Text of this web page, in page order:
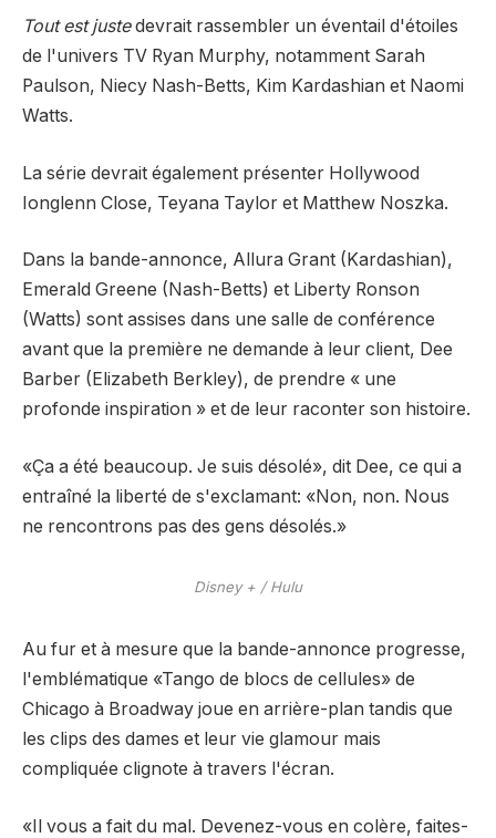
Tout est justedevrait rassembler un éventail d'étoiles
de l'univers TV Ryan Murphy, notamment Sarah
Paulson, Niecy Nash-Betts, Kim Kardashian et Naomi
Watts.
La série devrait également présenter Hollywood
Ionglenn Close, Teyana Taylor et Matthew Noszka.
Dans la bande-annonce, Allura Grant (Kardashian),
Emerald Greene (Nash-Betts) et Liberty Ronson
(Watts) sont assises dans une salle de conférence
avant que la première ne demande à leur client, Dee
Barber (Elizabeth Berkley), de prendre « une
profonde inspiration » et de leur raconter son histoire.
«Ça a été beaucoup. Je suis désolé», dit Dee, ce qui a
entraîné la liberté de s'exclamant: «Non, non. Nous
ne rencontrons pas des gens désolés.»
Disney + / Hulu
Au fur et à mesure que la bande-annonce progresse,
l'emblématique «Tango de blocs de cellules» de
Chicago à Broadway joue en arrière-plan tandis que
les clips des dames et leur vie glamour mais
compliquée clignote à travers l'écran.
«Il vous a fait du mal. Devenez-vous en colère, faites-